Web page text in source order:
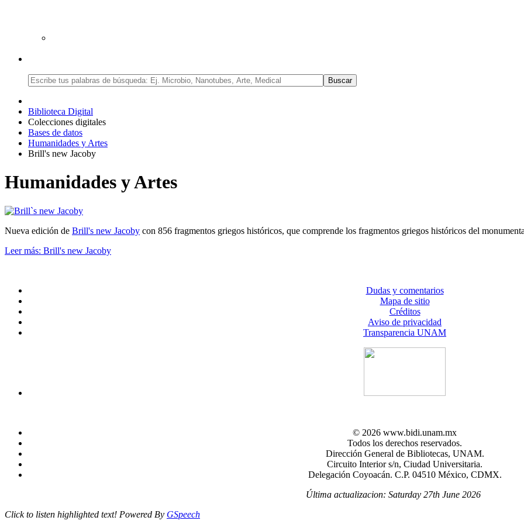
Buscar
Biblioteca Digital
Colecciones digitales
Bases de datos
Humanidades y Artes
Brill's new Jacoby
Humanidades y Artes
Nueva edición de Brill's new Jacoby con 856 fragmentos griegos históricos, que comprende los fragmentos griegos históricos del
Leer más: Brill's new Jacoby
Dudas y comentarios
Mapa de sitio
Créditos
Aviso de privacidad
Transparencia UNAM
© 2026 www.bidi.unam.mx
Todos los derechos reservados.
Dirección General de Bibliotecas, UNAM.
Circuito Interior s/n, Ciudad Universitaria.
Delegación Coyoacán. C.P. 04510 México, CDMX.
Última actualizacion: Saturday 27th June 2026
Click to listen highlighted text! Powered By GSpeech